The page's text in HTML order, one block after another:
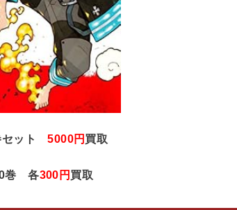
セット5000円 買取
巻 各300円 買取